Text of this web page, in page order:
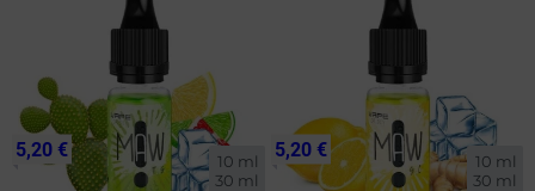
10 ml
30 ml
5,20 €
10 ml
30 ml
5,20 €